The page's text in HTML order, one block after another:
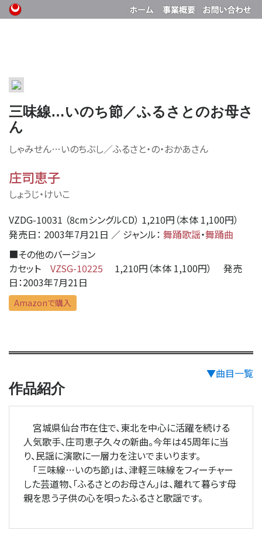
三味線…いのち節／ふるさとのお母さ
ん
しゃみせん…いのちぶし／ふるさと・の・おかあさん
庄司恵子
しょうじ・けいこ
VZDG-10031 （8cmシングルCD） 1,210円（本体 1,100円）
発売日： 2003年7月21日 ／ ジャンル： 舞踊歌謡・舞踊曲
■その他のバージョン
カセット VZSG-10225 1,210円（本体 1,100円） 発売
日：2003年7月21日
Amazonで購入
▼曲目一覧
作品紹介
宮城県仙台市在住で、東北を中心に活躍を続ける
人気歌手、庄司恵子久々の新曲。今年は45周年に当
り、民謡に演歌に一層力を注いでまいります。
「三味線…いのち節」は、津軽三味線をフィーチャー
した芸道物、「ふるさとのお母さん」は、離れて暮らす母
親を思う子供の心を唄ったふるさと歌謡です。